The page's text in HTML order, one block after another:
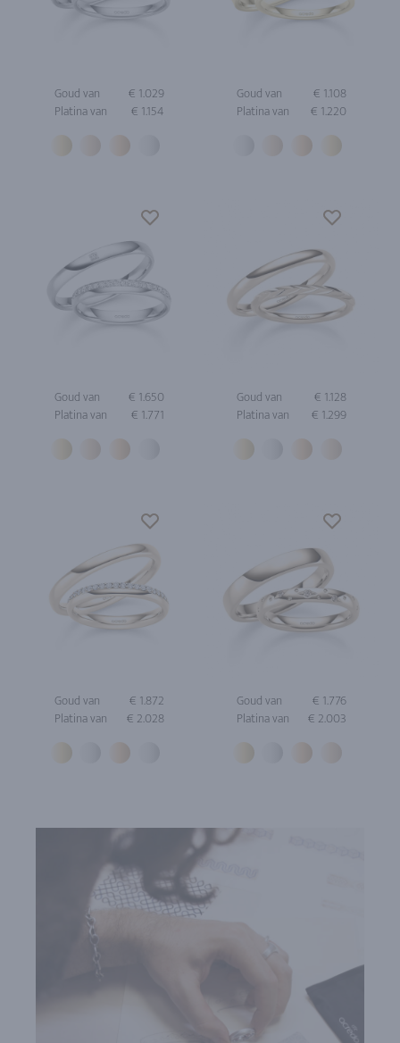
Goud van
€ 1.029
Platina van
€ 1.154
Goud van
€ 1.108
Platina van
€ 1.220
Goud van
€ 1.650
Platina van
€ 1.771
Goud van
€ 1.128
Platina van
€ 1.299
Goud van
€ 1.872
Platina van
€ 2.028
Goud van
€ 1.776
Platina van
€ 2.003